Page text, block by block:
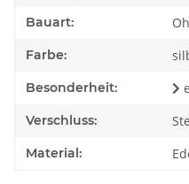
Bauart:
Farbe:
Besonderheit:
Verschluss:
Material: